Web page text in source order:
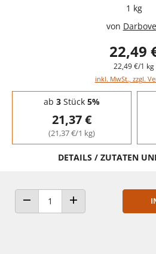
1 kg
von
22,49
22,49 €/1 kg
inkl. MwSt., zzgl.
Staffelpreise - Mengenrabatt
ab 3Stück 5%
21,37 €
(21,37 €/1 kg)
DETAILS / ZUTATEN
ANZAHL VERRINGERNANZAHL ERHÖHEN